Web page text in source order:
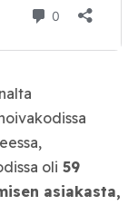
oli 59
asiakasta,